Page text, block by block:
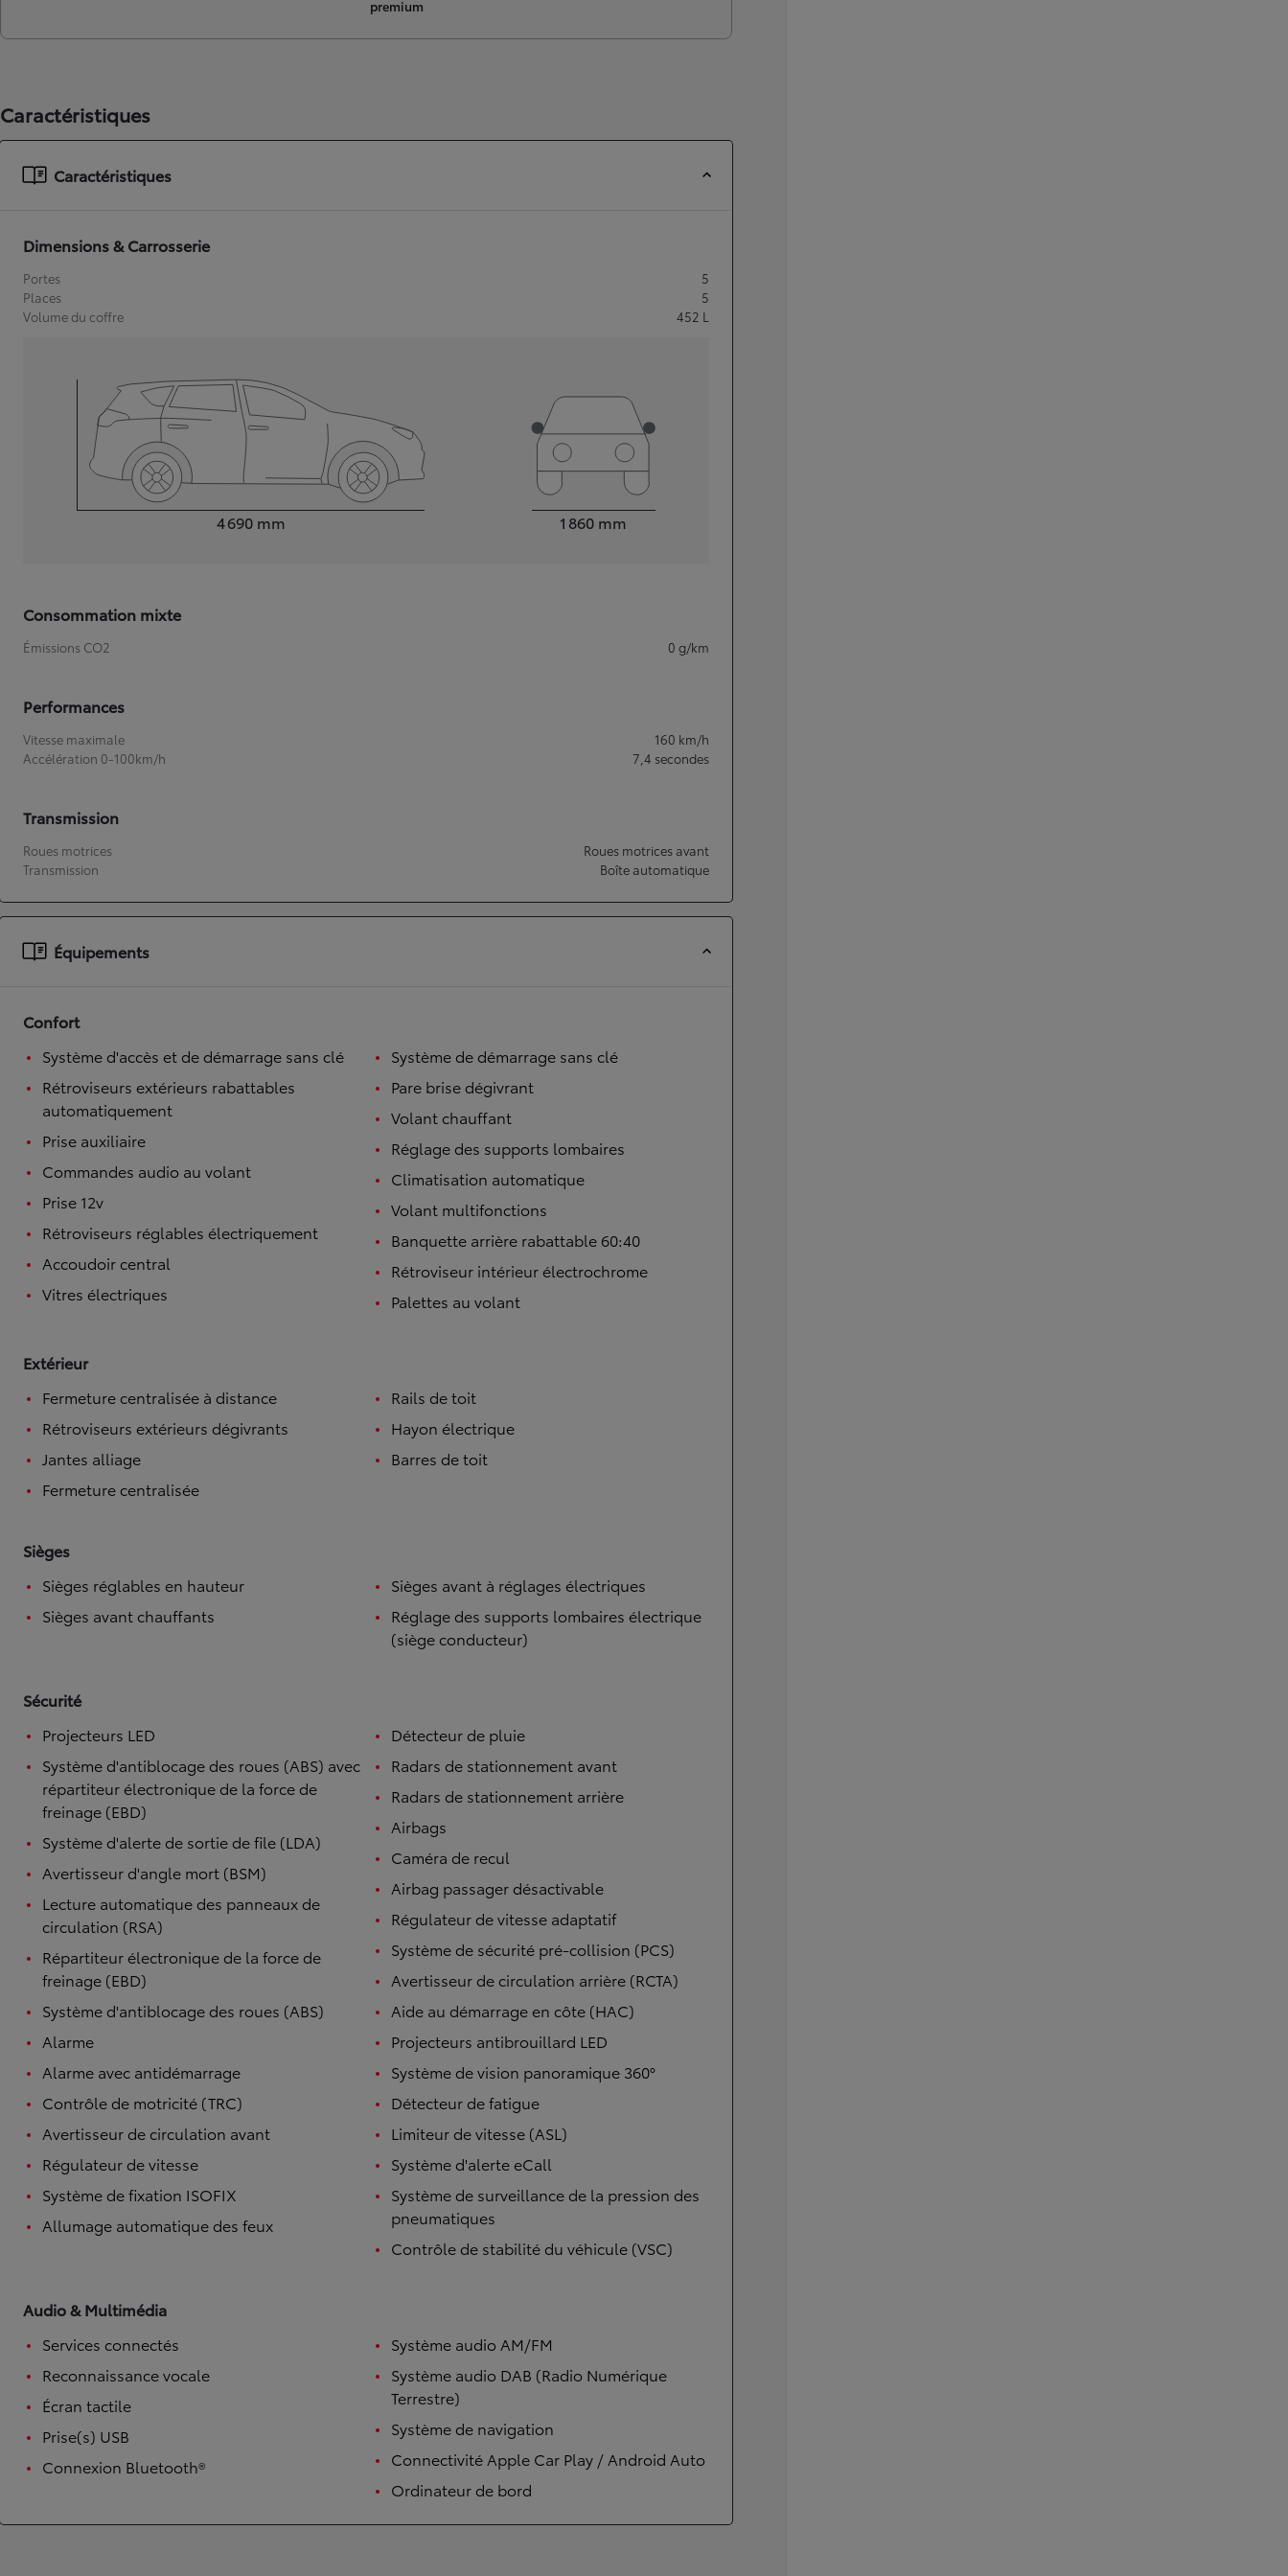
Nouvelle Yaris Cross
Disponible prochainement
TOYOTA C-HR
Disponible rapidement
premium
Caractéristiques
Caractéristiques
Dimensions & Carrosserie
Portes
5
Places
5
Volume du coffre
452 L
4 690 mm 1 860 mm
Consommation mixte
Émissions CO2 0 g/km
Performances
Vitesse maximale 160 km/h
Accélération 0-100km/h
7,4 secondes
Transmission
Roues motrices
Roues motrices avant
Transmission
Boîte automatique
Équipements
Confort
Système d'accès et de démarrage sans clé
Rétroviseurs extérieurs rabattables
automatiquement
Prise auxiliaire
Commandes audio au volant
Prise 12v
Rétroviseurs réglables électriquement
Accoudoir central
Vitres électriques
Système de démarrage sans clé
Pare brise dégivrant
Volant chauffant
Réglage des supports lombaires
Climatisation automatique
Volant multifonctions
Banquette arrière rabattable 60:40
Rétroviseur intérieur électrochrome
Palettes au volant
Extérieur
Fermeture centralisée à distance
Rétroviseurs extérieurs dégivrants
Jantes alliage
Fermeture centralisée
Rails de toit
Hayon électrique
Barres de toit
Sièges
Sièges réglables en hauteur
Sièges avant chauffants
Sièges avant à réglages électriques
Réglage des supports lombaires électrique
(siège conducteur)
Sécurité
Projecteurs LED
Système d'antiblocage des roues (ABS) avec
répartiteur électronique de la force de
freinage (EBD)
Système d'alerte de sortie de file (LDA)
Avertisseur d'angle mort (BSM)
Lecture automatique des panneaux de
circulation (RSA)
Répartiteur électronique de la force de
freinage (EBD)
Système d'antiblocage des roues (ABS)
Alarme
Alarme avec antidémarrage
Contrôle de motricité (TRC)
Avertisseur de circulation avant
Régulateur de vitesse
Système de fixation ISOFIX
Allumage automatique des feux
Détecteur de pluie
Radars de stationnement avant
Radars de stationnement arrière
Airbags
Caméra de recul
Airbag passager désactivable
Régulateur de vitesse adaptatif
Système de sécurité pré-collision (PCS)
Avertisseur de circulation arrière (RCTA)
Aide au démarrage en côte (HAC)
Projecteurs antibrouillard LED
Système de vision panoramique 360°
Détecteur de fatigue
Limiteur de vitesse (ASL)
Système d'alerte eCall
Système de surveillance de la pression des
pneumatiques
Contrôle de stabilité du véhicule (VSC)
Audio & Multimédia
Services connectés
Reconnaissance vocale
Écran tactile
Prise(s) USB
Connexion Bluetooth®
Système audio AM/FM
Système audio DAB (Radio Numérique
Terrestre)
Système de navigation
Connectivité Apple Car Play / Android Auto
Ordinateur de bord